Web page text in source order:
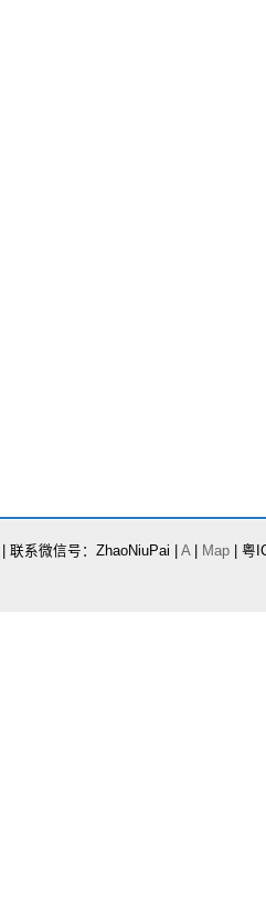
| 联系微信号：ZhaoNiuPai | A| Map | 粤